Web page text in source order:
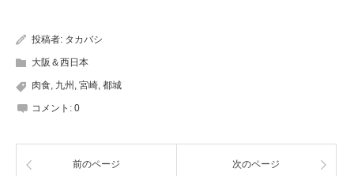
投稿者: タカバシ
大阪＆西日本
肉食 九州 宮崎 都城
コメント: 0
前のページ 次のページ